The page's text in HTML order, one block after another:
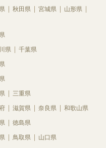
秋田県 宮城県
山形県
県 千葉県
三重県
滋賀県 奈良県 和歌山県
徳島県
鳥取県 山口県